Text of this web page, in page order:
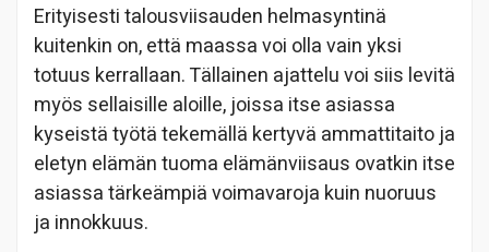
Erityisesti talousviisauden helmasyntinä
kuitenkin on, että maassa voi olla vain yksi
totuus kerrallaan. Tällainen ajattelu voi siis levitä
myös sellaisille aloille, joissa itse asiassa
kyseistä työtä tekemällä kertyvä ammattitaito ja
eletyn elämän tuoma elämänviisaus ovatkin itse
asiassa tärkeämpiä voimavaroja kuin nuoruus
ja innokkuus.